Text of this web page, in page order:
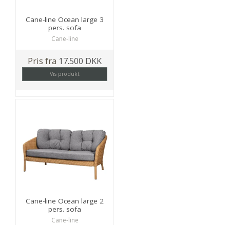
Cane-line Ocean large 3
pers. sofa
Cane-line
Pris fra 17.500 DKK
Vis produkt
Cane-line Ocean large 2
pers. sofa
Cane-line